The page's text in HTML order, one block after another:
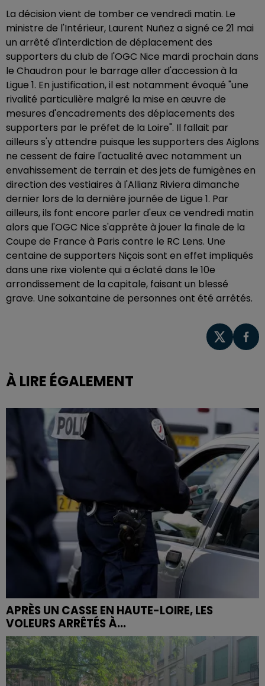
La décision vient de tomber ce vendredi matin. Le
ministre de l'Intérieur, Laurent Nuñez a signé ce 21 mai
un arrêté d'interdiction de déplacement des
supporters du club de l'OGC Nice mardi prochain dans
le Chaudron pour le barrage aller d'accession à la
Ligue 1. En justification, il est notamment évoqué "une
rivalité particulière malgré la mise en œuvre de
mesures d'encadrements des déplacements des
supporters par le préfet de la Loire". Il fallait par
ailleurs s'y attendre puisque les supporters des Aiglons
ne cessent de faire l'actualité avec notamment un
envahissement de terrain et des jets de fumigènes en
direction des vestiaires à l'Allianz Riviera dimanche
dernier lors de la dernière journée de Ligue 1. Par
ailleurs, ils font encore parler d'eux ce vendredi matin
alors que l'OGC Nice s'apprête à jouer la finale de la
Coupe de France à Paris contre le RC Lens. Une
centaine de supporters Niçois sont en effet impliqués
dans une rixe violente qui a éclaté dans le 10e
arrondissement de la capitale, faisant un blessé
grave. Une soixantaine de personnes ont été arrêtés.
À LIRE ÉGALEMENT
APRÈS UN CASSE EN HAUTE-LOIRE, LES
VOLEURS ARRÊTÉS À...